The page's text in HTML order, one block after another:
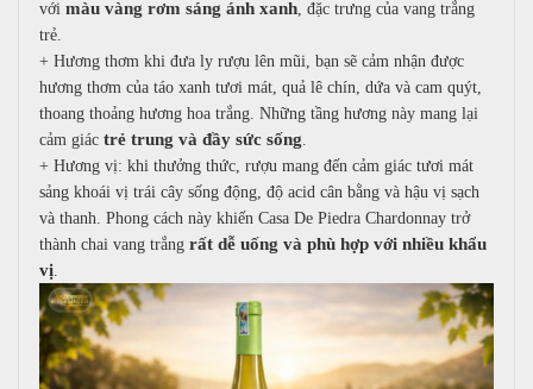
vớimàu vàng rơm sáng ánh xanh , đặc trưng của vang trắng
trẻ.
+Hương thơm khi đưa ly rượu lên mũi, bạn sẽ cảm nhận được
hương thơm của táo xanh tươi mát, quả lê chín, dứa và cam quýt,
thoang thoảng hương hoa trắng.Những tầng hương này mang lại
cảm giáctrẻ trung và đầy sức sống
+Hương vị: khi thưởng thức, rượu mang đến cảm giác tươi mát
sảng khoái vị trái cây sống động, độ acid cân bằng và hậu vị sạch
và thanh.Phong cách này khiến Casa De Piedra Chardonnay trở
thành chai vang trắngrất dễ uống và phù hợp với nhiều khẩu
vị